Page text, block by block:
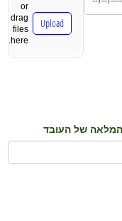
Upload
or
drag
files
here.
המלאה של העובד